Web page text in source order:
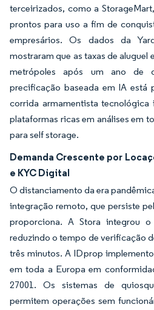
terceirizados, como a
prontos para uso a fim de
empresários. Os dados da
mostraram que as taxas de aluguel
metrópoles após um ano de
precificação baseada em IA está
corrida armamentista
plataformas ricas em análises em
para self storage.
Demanda Crescente por
e KYC Digital
O distanciamento da era
integração remoto, que persiste
proporciona. A Stora integrou
reduzindo o tempo de verificação
três minutos. A IDprop
em toda a Europa em
27001. Os sistemas de
permitem operações sem